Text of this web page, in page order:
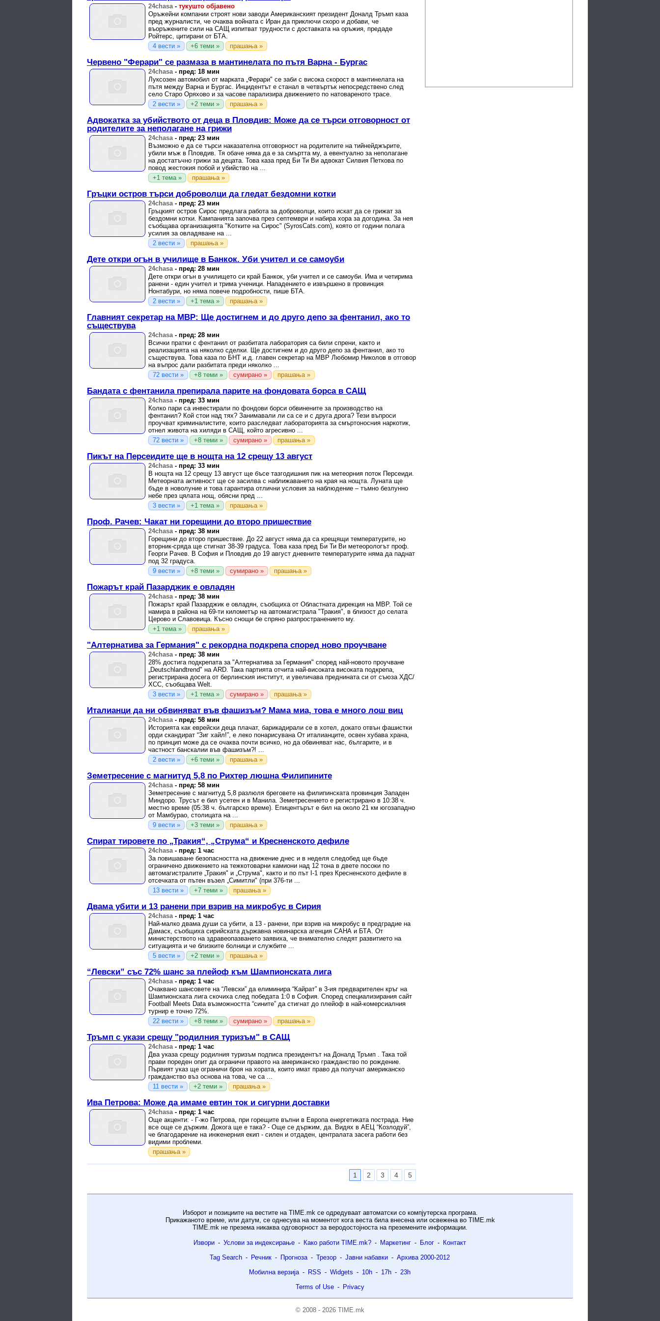
24chasa- тукушто објавено
Оръжейни компании строят нови заводи Американският президент Доналд Тръмп каза
пред журналисти, че очаква войната с Иран да приключи скоро и добави, че
въоръжените сили на САЩ изпитват трудности с доставката на оръжия, предаде
Ройтерс, цитирани от БТА.
4 вести »
+6 теми » прашања »
Червено "Ферари" се размаза в мантинелата по пътя Варна - Бургас
24chasa- пред: 18 мин
Луксозен автомобил от марката „Ферари" се заби с висока скорост в мантинелата на
пътя между Варна и Бургас. Инцидентът е станал в четвъртък непосредствено след
село Старо Оряхово и за часове парализира движението по натовареното трасе.
2 вести »
+2 теми » прашања »
Адвокатка за убийството от деца в Пловдив: Може да се търси отговорност от
родителите за неполагане на грижи
24chasa- пред: 23 мин
Възможно е да се търси наказателна отговорност на родителите на тийнейджърите,
убили мъж в Пловдив. Тя обаче няма да е за смъртта му, а евентуално за неполагане
на достатъчно грижи за децата. Това каза пред Би Ти Ви адвокат Силвия Петкова по
повод жестокия побой и убийство на ...
+1 тема »
прашања »
Гръцки остров търси доброволци да гледат бездомни котки
24chasa- пред: 23 мин
Гръцкият остров Сирос предлага работа за доброволци, които искат да се грижат за
бездомни котки. Кампанията започва през септември и набира хора за догодина. За нея
съобщава организацията "Котките на Сирос" (SyrosCats.com), която от години полага
усилия за овладяване на ...
2 вести »
прашања »
Дете откри огън в училище в Банкок. Уби учител и се самоуби
24chasa- пред: 28 мин
Дете откри огън в училището си край Банкок, уби учител и се самоуби. Има и четирима
ранени - един учител и трима ученици. Нападението е извършено в провинция
Нонтабури, но няма повече подробности, пише БТА.
2 вести »
+1 тема » прашања »
Главният секретар на МВР: Ще достигнем и до друго депо за фентанил, ако то
съществува
24chasa- пред: 28 мин
Всички пратки с фентанил от разбитата лаборатория са били спрени, както и
реализацията на няколко сделки. Ще достигнем и до друго депо за фентанил, ако то
съществува. Това каза по БНТ и.д. главен секретар на МВР Любомир Николов в отговор
на въпрос дали разбитата преди няколко ...
72 вести »
+8 теми » сумирано » прашања »
Бандата с фентанила препирала парите на фондовата борса в САЩ
24chasa- пред: 33 мин
Колко пари са инвестирали по фондови борси обвинените за производство на
фентанил? Кой стои над тях? Занимавали ли са се и с друга дрога? Тези въпроси
проучват криминалистите, които разследват лабораторията за смъртоносния наркотик,
отнел живота на хиляди в САЩ, който агресивно ...
72 вести »
+8 теми » сумирано » прашања »
Пикът на Персеидите ще в нощта на 12 срещу 13 август
24chasa- пред: 33 мин
В нощта на 12 срещу 13 август ще бъсе тазгодишния пик на метеорния поток Персеиди.
Метеорната активност ще се засилва с наближаването на края на нощта. Луната ще
бъде в новолуние и това гарантира отлични условия за наблюдение – тъмно безлунно
небе през цялата нощ, обясни пред ...
3 вести »
+1 тема » прашања »
Проф. Рачев: Чакат ни горещини до второ пришествие
24chasa- пред: 38 мин
Горещини до второ пришествие. До 22 август няма да са крещящи температурите, но
вторник-сряда ще стигнат 38-39 градуса. Това каза пред Би Ти Ви метеорологът проф.
Георги Рачев. В София и Пловдив до 19 август дневните температурите няма да паднат
под 32 градуса.
9 вести »
+8 теми » сумирано » прашања »
Пожарът край Пазарджик е овладян
24chasa- пред: 38 мин
Пожарът край Пазарджик е овладян, съобщиха от Областната дирекция на МВР. Той се
намира в района на 69-ти километър на автомагистрала "Тракия", в близост до селата
Церово и Славовица. Късно снощи бе спряно разпространението му.
+1 тема »
прашања »
"Алтернатива за Германия" с рекордна подкрепа според ново проучване
24chasa- пред: 38 мин
28% достига подкрепата за "Алтернатива за Германия" според най-новото проучване
„Deutschlandtrend" на ARD. Така партията отчита най-високата високата подкрепа,
регистрирана досега от берлинския институт, и увеличава преднината си от съюза ХДС/
ХСС, съобщава Welt.
3 вести »
+1 тема » сумирано » прашања »
Италианци да ни обвиняват във фашизъм? Мама миа, това е много лош виц
24chasa- пред: 58 мин
Историята как еврейски деца плачат, барикадирали се в хотел, докато отвън фашистки
орди скандират “Зиг хайл!”, е леко понарисувана От италианците, освен хубава храна,
по принцип може да се очаква почти всичко, но да обвиняват нас, българите, и в
частност банскалии във фашизъм?! ...
2 вести »
+6 теми » прашања »
Земетресение с магнитуд 5,8 по Рихтер люшна Филипините
24chasa- пред: 58 мин
Земетресение с магнитуд 5,8 разлюля бреговете на филипинската провинция Западен
Миндоро. Трусът е бил усетен и в Манила. Земетресението е регистрирано в 10:38 ч.
местно време (05:38 ч. българско време). Епицентърът е бил на около 21 км югозападно
от Мамбурао, столицата на ...
9 вести »
+3 теми » прашања »
Спират тировете по „Тракия“, „Струма“ и Кресненското дефиле
24chasa- пред: 1 час
За повишаване безопасността на движение днес и в неделя следобед ще бъде
ограничено движението на тежкотоварни камиони над 12 тона в двете посоки по
автомагистралите „Тракия" и „Струма", както и по път I-1 през Кресненското дефиле в
отсечката от пътен възел „Симитли" (при 376-ти ...
13 вести »
+7 теми » прашања »
Двама убити и 13 ранени при взрив на микробус в Сирия
24chasa- пред: 1 час
Най-малко двама души са убити, а 13 - ранени, при взрив на микробус в предградие на
Дамаск, съобщиха сирийската държавна новинарска агенция САНА и БТА. От
министерството на здравеопазването заявиха, че внимателно следят развитието на
ситуацията и че близките болници и службите ...
5 вести »
+2 теми » прашања »
“Левски” със 72% шанс за плейоф към Шампионската лига
24chasa- пред: 1 час
Очаквано шансовете на “Левски” да елиминира “Кайрат” в 3-ия предварителен кръг на
Шампионската лига скочиха след победата 1:0 в София. Според специализирания сайт
Football Meets Data възможността “сините” да стигнат до плейоф в най-комерсиалния
турнир е точно 72%.
22 вести »
+8 теми » сумирано » прашања »
Тръмп с укази срещу "родилния туризъм" в САЩ
24chasa- пред: 1 час
Два указа срещу родилния туризъм подписа президентът на Доналд Тръмп . Така той
прави пореден опит да ограничи правото на американско гражданство по рождение.
Първият указ ще ограничи броя на хората, които имат право да получат американско
гражданство въз основа на това, че са ...
11 вести »
+2 теми » прашања »
Ива Петрова: Може да имаме евтин ток и сигурни доставки
24chasa- пред: 1 час
Още акценти: - Г-жо Петрова, при горещите вълни в Европа енергетиката пострада. Ние
все още се държим. Докога ще е така? - Още се държим, да. Видях в АЕЦ “Козлодуй”,
че благодарение на инженерния екип - силен и отдаден, централата засега работи без
видими проблеми.
прашања »
1 2 3 4 5
Изборот и позициите на вестите на TIME.mk се одредуваат автоматски со компјутерска програма.
Прикажаното време, или датум, се однесува на моментот кога веста била внесена или освежена во TIME.mk
TIME.mk не презема никаква одговорност за веродостојноста на преземените информации.
Извори - Услови за индексирање - Како работи TIME.mk? - Маркетинг - Блог - Контакт
Tag Search - Речник - Прогноза - Трезор - Јавни набавки - Архива 2000-2012
Мобилна верзија - RSS - Widgets - 10h - 17h - 23h
Terms of Use - Privacy
© 2008 - 2026 TIME.mk